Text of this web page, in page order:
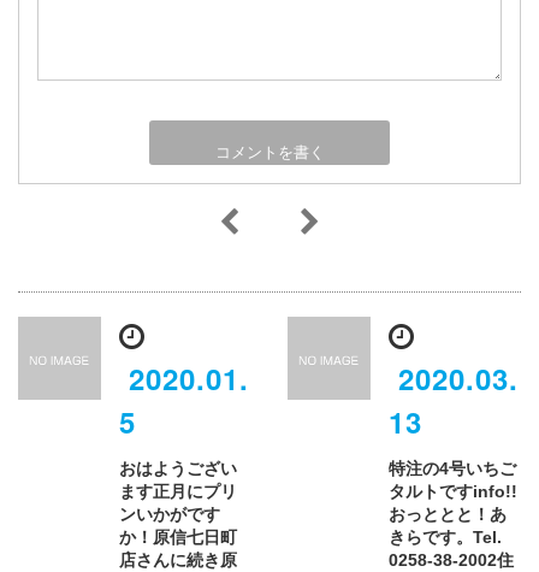
2020.01.
5
おはようござい
ます正月にプリ
ンいかがです
か！原信七日町
店さんに続き原
2020.03.
13
特注の4号いちご
タルトですinfo!!
おっととと！あ
きらです。Tel.
0258-38-2002住